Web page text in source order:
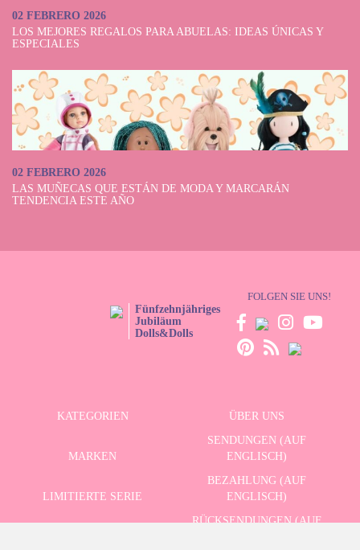
02 FEBRERO 2026
LOS MEJORES REGALOS PARA ABUELAS: IDEAS ÚNICAS Y
ESPECIALES
02 FEBRERO 2026
LAS MUÑECAS QUE ESTÁN DE MODA Y MARCARÁN
TENDENCIA ESTE AÑO
Fünfzehnjähriges
Jubiläum
Dolls&Dolls
FOLGEN SIE UNS!
KATEGORIEN ÜBER UNS
MARKEN
SENDUNGEN (AUF
ENGLISCH)
LIMITIERTE SERIE
BEZAHLUNG (AUF
ENGLISCH)
RÜCKSENDUNGEN (AUF